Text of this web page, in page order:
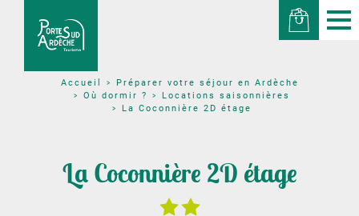
Accueil
Préparer votre séjour en Ardèche
Où dormir ?
Locations saisonnières
La Coconnière 2D étage
La Coconnière 2D étage